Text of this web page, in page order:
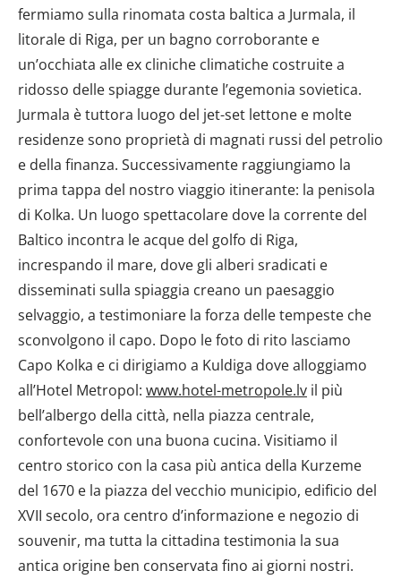
fermiamo sulla rinomata costa baltica a Jurmala, il
litorale di Riga, per un bagno corroborante e
un’occhiata alle ex cliniche climatiche costruite a
ridosso delle spiagge durante l’egemonia sovietica.
Jurmala è tuttora luogo del jet-set lettone e molte
residenze sono proprietà di magnati russi del petrolio
e della finanza. Successivamente raggiungiamo la
prima tappa del nostro viaggio itinerante: la penisola
di Kolka. Un luogo spettacolare dove la corrente del
Baltico incontra le acque del golfo di Riga,
increspando il mare, dove gli alberi sradicati e
disseminati sulla spiaggia creano un paesaggio
selvaggio, a testimoniare la forza delle tempeste che
sconvolgono il capo. Dopo le foto di rito lasciamo
Capo Kolka e ci dirigiamo a Kuldiga dove alloggiamo
all’Hotel Metropol: www.hotel-metropole.lv il più
bell’albergo della città, nella piazza centrale,
confortevole con una buona cucina. Visitiamo il
centro storico con la casa più antica della Kurzeme
del 1670 e la piazza del vecchio municipio, edificio del
XVII secolo, ora centro d’informazione e negozio di
souvenir, ma tutta la cittadina testimonia la sua
antica origine ben conservata fino ai giorni nostri.